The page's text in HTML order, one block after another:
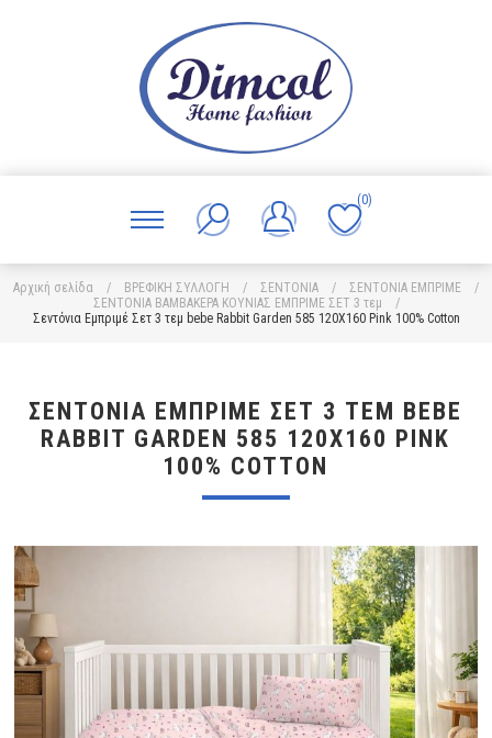
(0)
Αρχική σελίδα / ΒΡΕΦΙΚΗ ΣΥΛΛΟΓΗ / ΣΕΝΤΟΝΙΑ / ΣΕΝΤΟΝΙΑ ΕΜΠΡΙΜΕ
/
ΣΕΝΤΟΝΙΑ ΒΑΜΒΑΚΕΡΑ ΚΟΥΝΙΑΣ ΕΜΠΡΙΜΕ ΣΕΤ 3 τεμ
/
Σεντόνια Εμπριμέ Σετ 3 τεμ bebe Rabbit Garden 585 120X160 Pink 100% Cotton
ΣΕΝΤΌΝΙΑ ΕΜΠΡΙΜΈ ΣΕΤ 3 ΤΕΜ BEBE
RABBIT GARDEN 585 120X160 PINK
100% COTTON